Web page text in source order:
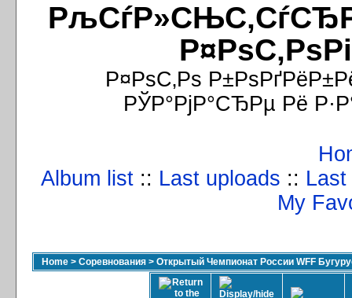
Р¤РѕС‚Рѕ
РЎР°РјР°СЂРµ Рё
Album list :: Last uploads ::
My
Home > Соревнования > Открытый Чемпионат России WFF